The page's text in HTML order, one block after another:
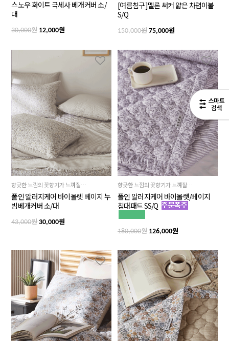
스노우 화이트 극세사 베개커버 소/
대
30,000원12,000원
[여름침구]멜론 써커 얇은 차렵이불
S/Q
150,000원 75,000원
향긋한 느낌의 꽃향기가 느껴질듯한 감성적인 바이올렛, 달달한 캐러멜과 갓 내린 커피향이 연상되는 베이지컬러의 서로 다른 매력, 2가지 사이즈
폴인 알러지케어 바이올렛 베이지 누
빔베개커버 소/대
43,000원30,000원
향긋한 느낌의 꽃향기가 느껴질듯한 감성적인 바이올렛과 달달한 캐러멜과 갓 내린 커피향이 연상되는 베이지, 서로 다른 매력의 2가지 컬러
폴인 알러지케어 바이올렛/베이지
침대패드 SS/Q
180,000원 126,000원